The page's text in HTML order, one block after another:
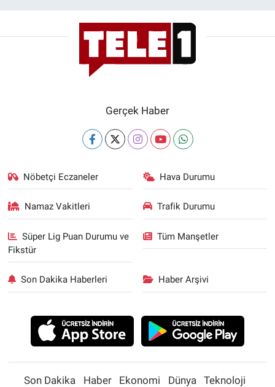
Gerçek Haber
Nöbetçi Eczaneler Hava Durumu
Namaz Vakitleri Trafik Durumu
Süper Lig Puan Durumu ve
Fikstür
Tüm Manşetler
Son Dakika Haberleri Haber Arşivi
Son Dakika Haber Ekonomi Dünya Teknoloji